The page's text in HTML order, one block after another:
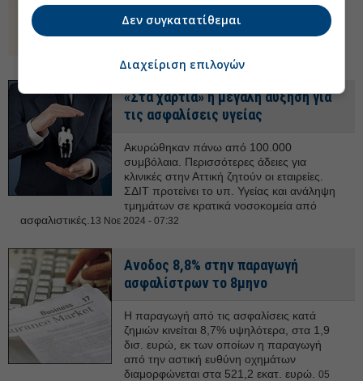
Οι παρατηρήσεις και προτάσεις της ΕΑΕΕ
υποβλήθηκαν με σκοπό οι νέες ρυθμίσεις
να είναι πρακτικά εφαρμόσιμες.20 Νοε 2024
«Στα χαρτιά» η μεγάλη αύξηση για
τις ασφαλίσεις υγείας
Ακυρώθηκαν πάνω από 100.000
συμβόλαια. Περισσότερες άδειες για
κλινικές στην Αττική ζητούν οι εταιρείες.
ΣΔΙΤ προτείνει το υπ. Υγείας και ανάληψη
τμημάτων σε κρατικά νοσοκομεία από
ασφαλιστικές. 13 Νοε 2024 - 07:32
Ανοδος 8,8% στην παραγωγή
ασφαλίστρων το 8μηνο
Η παραγωγή από τις ασφαλίσεις κατά
ζημιών κινείται 8,7% υψηλότερα, στα 1,9
δισ. ευρώ, εκ των οποίων η παραγωγή
από την αστική ευθύνη οχημάτων
διαμορφώνεται στα 521,2 εκατ. ευρώ.05
Δεν συγκατατίθεμαι
Διαχείριση επιλογών